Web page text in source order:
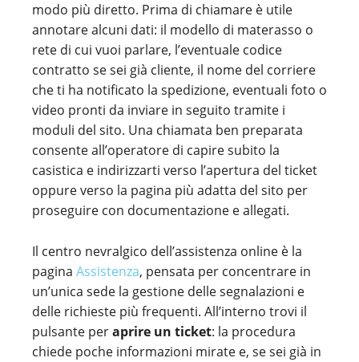
modo più diretto. Prima di chiamare è utile
annotare alcuni dati: il modello di materasso o
rete di cui vuoi parlare, l’eventuale codice
contratto se sei già cliente, il nome del corriere
che ti ha notificato la spedizione, eventuali foto o
video pronti da inviare in seguito tramite i
moduli del sito. Una chiamata ben preparata
consente all’operatore di capire subito la
casistica e indirizzarti verso l’apertura del ticket
oppure verso la pagina più adatta del sito per
proseguire con documentazione e allegati.
Il centro nevralgico dell’assistenza online è la
pagina Assistenza, pensata per concentrare in
un’unica sede la gestione delle segnalazioni e
delle richieste più frequenti. All’interno trovi il
pulsante peraprire un ticket: la procedura
chiede poche informazioni mirate e, se sei già in